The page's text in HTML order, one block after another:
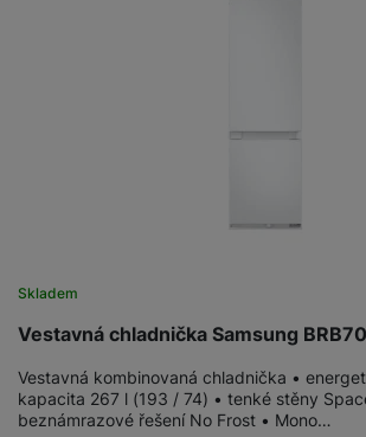
Vestavná chladnička Samsung
Skladem
Vestavná kombinovaná chladnička •
kapacita 267 l (193 / 74) • tenké stěny
beznámrazové řešení No Frost • Mono…